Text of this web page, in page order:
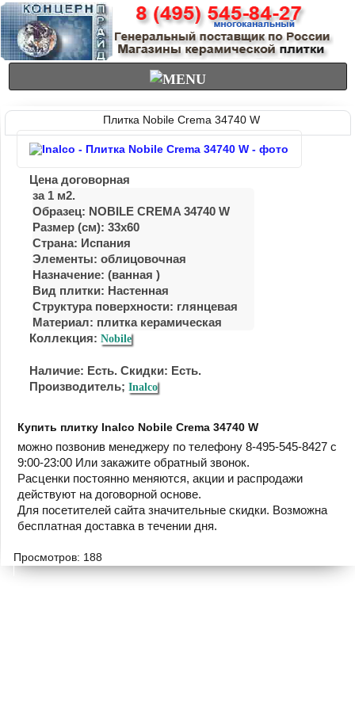
Плитка Nobile Crema 34740 W
Цена договорная
за 1 м2.
Образец: NOBILE CREMA 34740 W
Размер (см): 33x60
Страна: Испания
Элементы: облицовочная
Назначение: (ванная )
Вид плитки: Настенная
Структура поверхности: глянцевая
Материал: плитка керамическая
Коллекция: Nobile
Наличие: Есть. Скидки: Есть.
Производитель; Inalco
Купить плитку Inalco Nobile Crema 34740 W
можно позвонив менеджеру по телефону 8-495-545-8427 с
9:00-23:00 Или закажите обратный звонок.
Расценки постоянно меняются, акции и распродажи
действуют на договорной основе.
Для посетителей сайта значительные скидки. Возможна
бесплатная доставка в течении дня.
Просмотров: 188